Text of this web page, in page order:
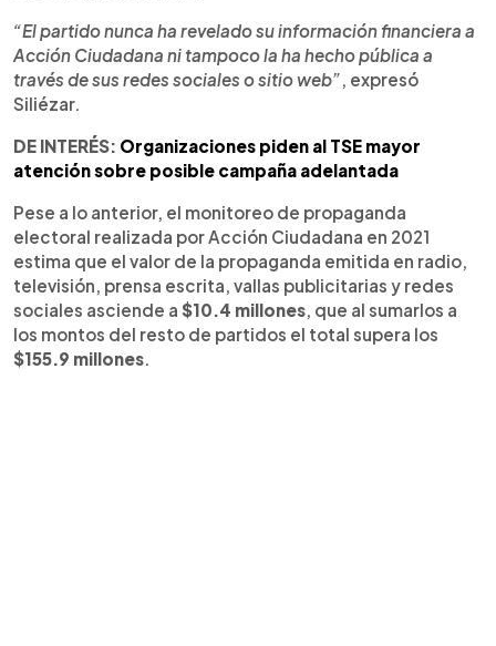
“El partido nunca ha revelado su información financiera a
Acción Ciudadana ni tampoco la ha hecho pública a
través de sus redes sociales o sitio web”, expresó
Siliézar.
DE INTERÉS: Organizaciones piden al TSE mayor
atención sobre posible campaña adelantada
Pese a lo anterior, el monitoreo de propaganda
electoral realizada por Acción Ciudadana en 2021
estima que el valor de la propaganda emitida en radio,
televisión, prensa escrita, vallas publicitarias y redes
sociales asciende a $10.4 millones, que al sumarlos a
los montos del resto de partidos el total supera los
$155.9 millones.